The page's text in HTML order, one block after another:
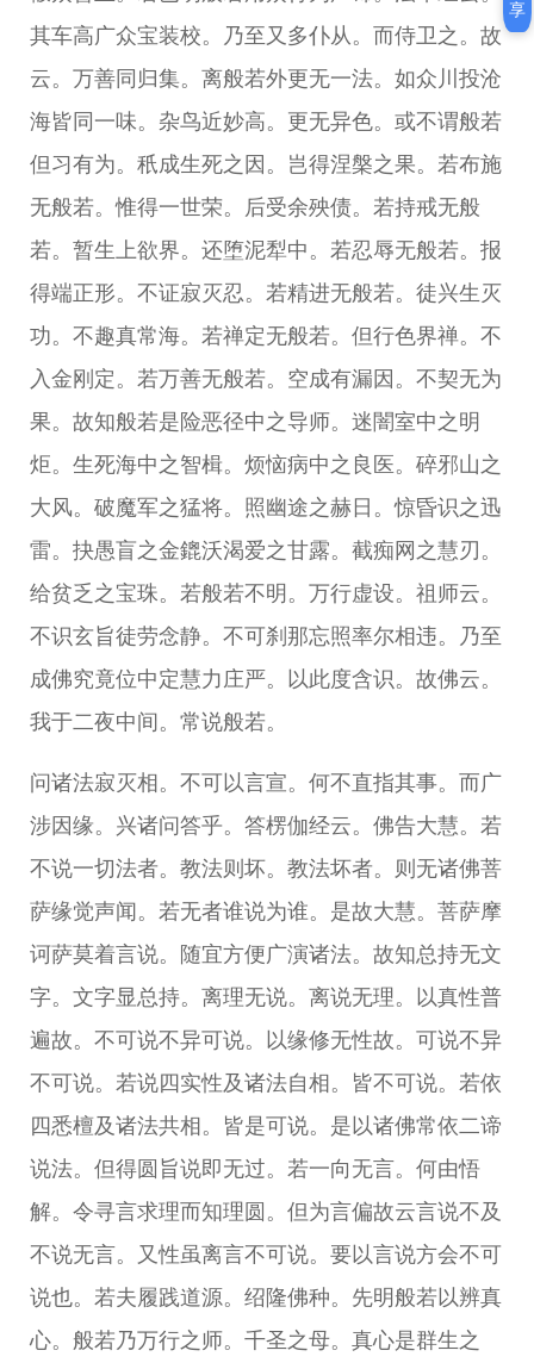
其车高广众宝装校。乃至又多仆从。而侍卫之。故
云。万善同归集。离般若外更无一法。如众川投沧
海皆同一味。杂鸟近妙高。更无异色。或不谓般若
但习有为。秖成生死之因。岂得涅槃之果。若布施
无般若。惟得一世荣。后受余殃债。若持戒无般
若。暂生上欲界。还堕泥犁中。若忍辱无般若。报
得端正形。不证寂灭忍。若精进无般若。徒兴生灭
功。不趣真常海。若禅定无般若。但行色界禅。不
入金刚定。若万善无般若。空成有漏因。不契无为
果。故知般若是险恶径中之导师。迷闇室中之明
炬。生死海中之智楫。烦恼病中之良医。碎邪山之
大风。破魔军之猛将。照幽途之赫日。惊昏识之迅
雷。抉愚盲之金鎞沃渴爱之甘露。截痴网之慧刃。
给贫乏之宝珠。若般若不明。万行虚设。祖师云。
不识玄旨徒劳念静。不可刹那忘照率尔相违。乃至
成佛究竟位中定慧力庄严。以此度含识。故佛云。
我于二夜中间。常说般若。
问诸法寂灭相。不可以言宣。何不直指其事。而广
涉因缘。兴诸问答乎。答楞伽经云。佛告大慧。若
不说一切法者。教法则坏。教法坏者。则无诸佛菩
萨缘觉声闻。若无者谁说为谁。是故大慧。菩萨摩
诃萨莫着言说。随宜方便广演诸法。故知总持无文
字。文字显总持。离理无说。离说无理。以真性普
遍故。不可说不异可说。以缘修无性故。可说不异
不可说。若说四实性及诸法自相。皆不可说。若依
四悉檀及诸法共相。皆是可说。是以诸佛常依二谛
说法。但得圆旨说即无过。若一向无言。何由悟
解。令寻言求理而知理圆。但为言偏故云言说不及
不说无言。又性虽离言不可说。要以言说方会不可
说也。若夫履践道源。绍隆佛种。先明般若以辨真
心。般若乃万行之师。千圣之母。真心是群生之
享